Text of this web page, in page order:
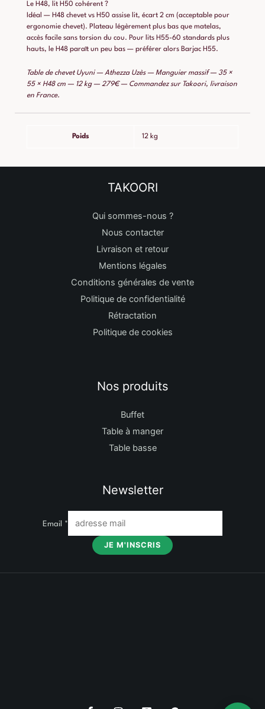
Le H48, lit H50 cohérent ?
Idéal — H48 chevet vs H50 assise lit, écart 2 cm (acceptable pour
ergonomie chevet). Plateau légèrement plus bas que matelas,
accès facile sans torsion du cou. Pour lits H55-60 standards plus
hauts, le H48 paraît un peu bas — préférer alors Barjac H55.
Table de chevet Uyuni — Athezza Uzès — Manguier massif — 35 ×
55 × H48 cm — 12 kg — 279€ — Commandez sur Takoori, livraison
en France.
Poids 12 kg
TAKOORI
Qui sommes-nous ?
Nous contacter
Livraison et retour
Mentions légales
Conditions générales de vente
Politique de confidentialité
Rétractation
Politique de cookies
Nos produits
Buffet
Table à manger
Table basse
Newsletter
Email *
JE M'INSCRIS